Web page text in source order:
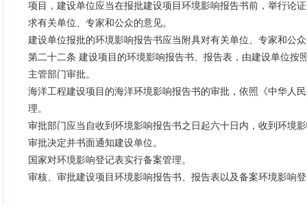
项目，建设单位应当在报批建设项目环境影响报告书前，举行论
求有关单位、专家和公众的意见。
建设单位报批的环境影响报告书应当附具对有关单位、专家和公
第二十二条 建设项目的环境影响报告书、报告表，由建设单位按
主管部门审批。
海洋工程建设项目的海洋环境影响报告书的审批，依照《中华人
理。
审批部门应当自收到环境影响报告书之日起六十日内，收到环境
审批决定并书面通知建设单位。
国家对环境影响登记表实行备案管理。
审核、审批建设项目环境影响报告书、报告表以及备案环境影响